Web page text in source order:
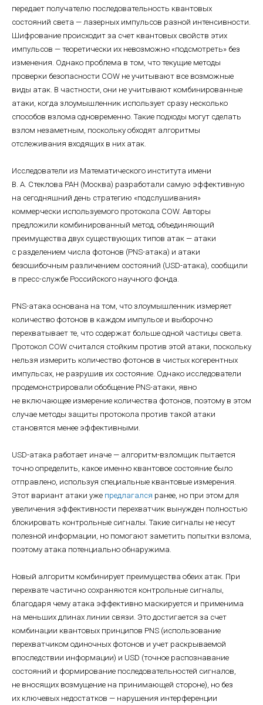
передает получателю последовательность квантовых
состояний света — лазерных импульсов разной интенсивности.
Шифрование происходит за счет квантовых свойств этих
импульсов — теоретически их невозможно «подсмотреть» без
изменения. Однако проблема в том, что текущие методы
проверки безопасности COW не учитывают все возможные
виды атак. В частности, они не учитывают комбинированные
атаки, когда злоумышленник использует сразу несколько
способов взлома одновременно. Такие подходы могут сделать
взлом незаметным, поскольку обходят алгоритмы
отслеживания входящих в них атак.
Исследователи из Математического института имени
В. А. Стеклова РАН (Москва) разработали самую эффективную
на сегодняшний день стратегию «подслушивания»
коммерчески используемого протокола COW. Авторы
предложили комбинированный метод, объединяющий
преимущества двух существующих типов атак — атаки
с разделением числа фотонов (PNS-атака) и атаки
безошибочным различением состояний (USD-атака), сообщили
в пресс-службе Российского научного фонда.
PNS-атака основана на том, что злоумышленник измеряет
количество фотонов в каждом импульсе и выборочно
перехватывает те, что содержат больше одной частицы света.
Протокол COW считался стойким против этой атаки, поскольку
нельзя измерить количество фотонов в чистых когерентных
импульсах, не разрушив их состояние. Однако исследователи
продемонстрировали обобщение PNS-атаки, явно
не включающее измерение количества фотонов, поэтому в этом
случае методы защиты протокола против такой атаки
становятся менее эффективными.
USD-атака работает иначе — алгоритм-взломщик пытается
точно определить, какое именно квантовое состояние было
отправлено, используя специальные квантовые измерения.
Этот вариант атаки уже предлагался ранее, но при этом для
увеличения эффективности перехватчик вынужден полностью
блокировать контрольные сигналы. Такие сигналы не несут
полезной информации, но помогают заметить попытки взлома,
поэтому атака потенциально обнаружима.
Новый алгоритм комбинирует преимущества обеих атак. При
перехвате частично сохраняются контрольные сигналы,
благодаря чему атака эффективно маскируется и применима
на меньших длинах линии связи. Это достигается за счет
комбинации квантовых принципов PNS (использование
перехватчиком одиночных фотонов и учет раскрываемой
впоследствии информации) и USD (точное распознавание
состояний и формирование последовательностей сигналов,
не вносящих возмущение на принимающей стороне), но без
их ключевых недостатков — нарушения интерференции